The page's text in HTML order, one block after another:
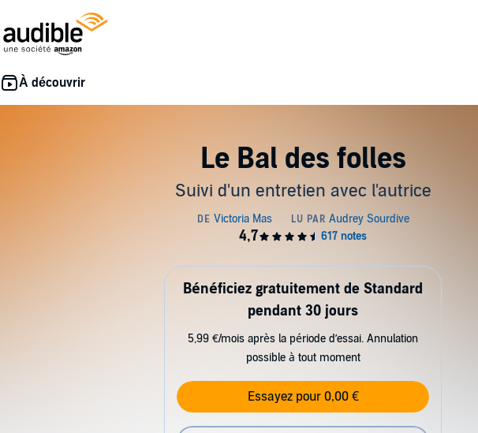
Le Bal des folles
Suivi d'un entretien avec l'autrice
Bénéficiez gratuitement de Standard
pendant 30 jours
5,99 €/mois après la période d’essai. Annulation
possible à tout moment
Essayez pour 0,00 €